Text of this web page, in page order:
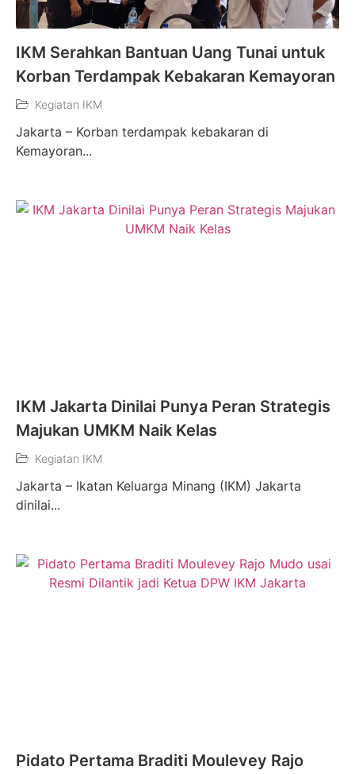
IKM Serahkan Bantuan Uang Tunai untuk
Korban Terdampak Kebakaran Kemayoran
Kegiatan IKM
Jakarta – Korban terdampak kebakaran di
Kemayoran...
IKM Jakarta Dinilai Punya Peran Strategis
Majukan UMKM Naik Kelas
Kegiatan IKM
Jakarta – Ikatan Keluarga Minang (IKM) Jakarta
dinilai...
Pidato Pertama Braditi Moulevey Rajo